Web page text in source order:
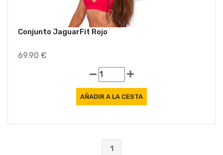
Conjunto JaguarFit Rojo
69.90 €
1